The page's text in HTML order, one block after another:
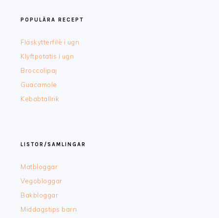
POPULÄRA RECEPT
Fläskytterfilè i ugn
Klyftpotatis i ugn
Broccolipaj
Guacamole
Kebabtallrik
LISTOR/SAMLINGAR
Matbloggar
Vegobloggar
Bakbloggar
Middagstips barn